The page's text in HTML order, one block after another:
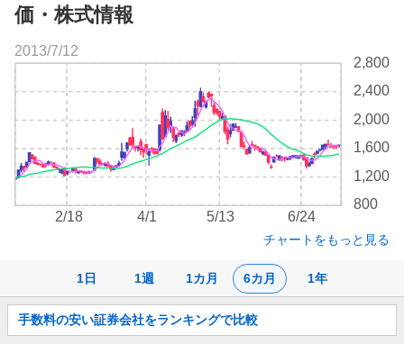
価・株式情報
1日 1週 1カ月 6カ月 1年
800
1,200
1,600
2,000
2,400
2,800
2/18 4/1 5/13 6/24
2013/7/12
チャートをもっと見る
お
知
手数料の安い証券会社をランキングで比較